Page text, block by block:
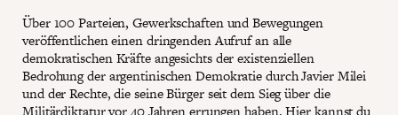
Über 100 Parteien, Gewerkschaften und Bewegungen
veröffentlichen einen dringenden Aufruf an alle
demokratischen Kräfte angesichts der existenziellen
Bedrohung der argentinischen Demokratie durch Javier Milei
und der Rechte, die seine Bürger seit dem Sieg über die
Militärdiktatur vor 40 Jahren errungen haben.Hierkannst du